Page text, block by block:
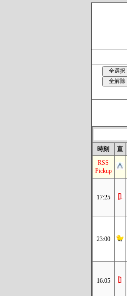
時刻 直
RSS
Pickup
17:25
23:00
16:05